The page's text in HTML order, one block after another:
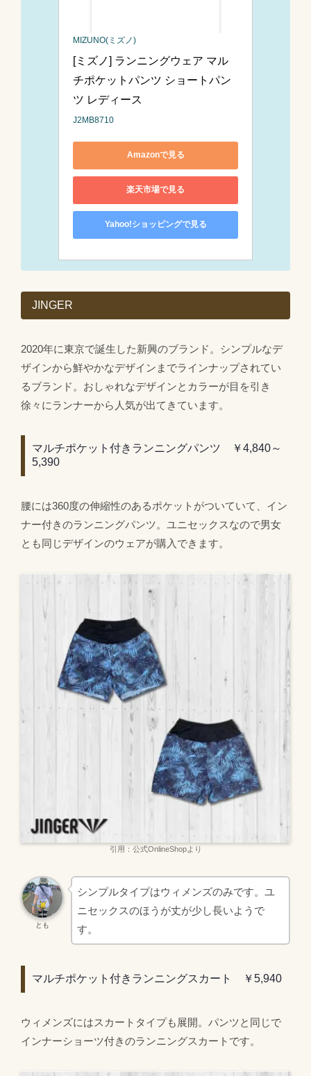
MIZUNO(ミズノ)
[ミズノ] ランニングウェア マル
チポケットパンツ ショートパン
ツ レディース
J2MB8710
Amazonで見る
楽天市場で見る
Yahoo!ショッピングで見る
JINGER
2020年に東京で誕生した新興のブランド。シンプルなデ
ザインから鮮やかなデザインまでラインナップされてい
るブランド。おしゃれなデザインとカラーが目を引き
徐々にランナーから人気が出てきています。
マルチポケット付きランニングパンツ ￥4,840～
5,390
腰には360度の伸縮性のあるポケットがついていて、イン
ナー付きのランニングパンツ。ユニセックスなので男女
とも同じデザインのウェアが購入できます。
引用：公式OnlineShopより
とも
シンプルタイプはウィメンズのみです。ユ
ニセックスのほうが丈が少し長いようで
す。
マルチポケット付きランニングスカート ￥5,940
ウィメンズにはスカートタイプも展開。パンツと同じで
インナーショーツ付きのランニングスカートです。